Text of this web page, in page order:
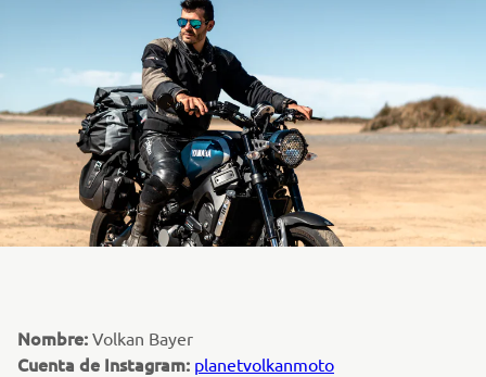
Nombre: Volkan Bayer
Cuenta de Instagram: planetvolkanmoto